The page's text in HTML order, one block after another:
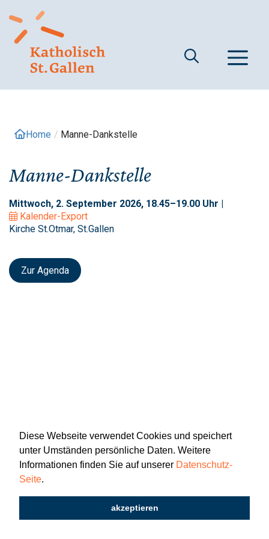
Diese Webseite verwendet Cookies und speichert
unter Umständen persönliche Daten. Weitere
Informationen finden Sie auf unserer Datenschutz-
Seite.
akzeptieren
zum
Inhalt
Home / Manne-Dankstelle
Manne-Dankstelle
Mittwoch, 2. September 2026, 18.45–19.00 Uhr |
Kalender-Export
Kirche St.Otmar, St.Gallen
Zur Agenda
Newsletter Impressum
Datenschutz
2026 © Katholisch St. Gallen